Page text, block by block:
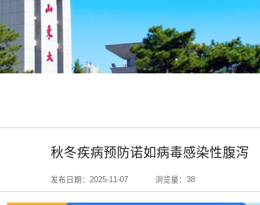
秋冬疾病预防诺如病毒感染性腹泻
发布日期：2025-11-07 浏览量：38